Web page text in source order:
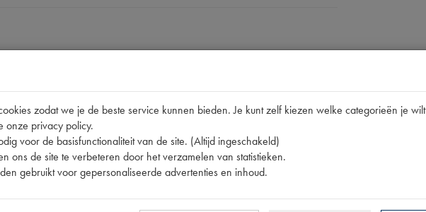
Omschrijving
zodat we je de beste service kunnen bieden. Je kunt zelf kiezen welke categorieën je wilt
onze privacy policy.
voor de basisfunctionaliteit van de site. (Altijd ingeschakeld)
ons de site te verbeteren door het verzamelen van statistieken.
gebruikt voor gepersonaliseerde advertenties en inhoud.